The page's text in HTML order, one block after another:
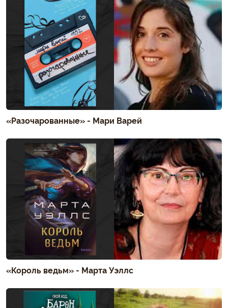
«Разочарованные» - Мари Варей
«Король ведьм» - Марта Уэллс